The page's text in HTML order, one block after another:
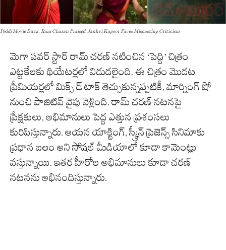
Peddi Movie Buzz: Ram Charan Praised, Janhvi Kapoor Faces Miscasting Criticism
మెగా పవర్ స్టార్ రామ్ చరణ్ నటించిన ‘పెద్ది’ చిత్రం
ఎట్టకేలకు థియేటర్లలో విడుదలైంది. ఈ చిత్రం మొదట
ప్రీమియర్లలో మిక్స్‌ డ్ టాక్ తెచ్చుకున్నప్పటికీ, మార్నింగ్ షో
నుంచి పాజిటివ్ వైపు వెళ్లింది. రామ్ చరణ్ నటనపై
ప్రేక్షకులు, అభిమానులు పెద్ద ఎత్తున ప్రశంసలు
కురిపిస్తున్నారు. ఆయన యాక్టింగ్, స్క్రీన్ ప్రెజెన్స్ సినిమాకు
ప్రధాన బలం అని సోషల్ మీడియాలో కూడా కామెంట్లు
వస్తున్నాయి. ఇతర హీరోల అభిమానులు కూడా చరణ్
నటనను అభినందిస్తున్నారు.